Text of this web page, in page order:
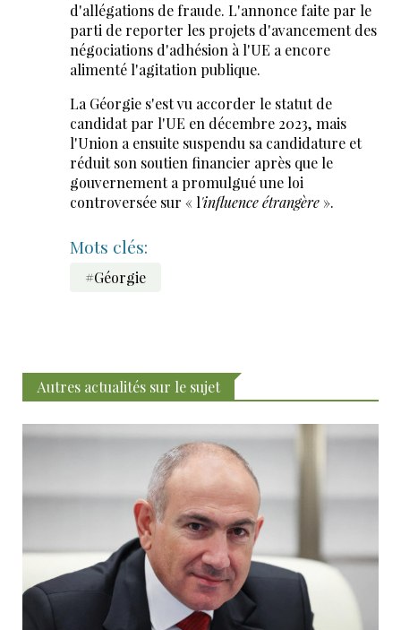
d'allégations de fraude. L'annonce faite par le
parti de reporter les projets d'avancement des
négociations d'adhésion à l'UE a encore
alimenté l'agitation publique.
La Géorgie s'est vu accorder le statut de
candidat par l'UE en décembre 2023, mais
l'Union a ensuite suspendu sa candidature et
réduit son soutien financier après que le
gouvernement a promulgué une loi
controversée sur « l'influence étrangère».
Mots clés:
#Géorgie
Autres actualités sur le sujet